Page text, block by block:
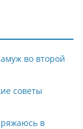
во второй
советы
в